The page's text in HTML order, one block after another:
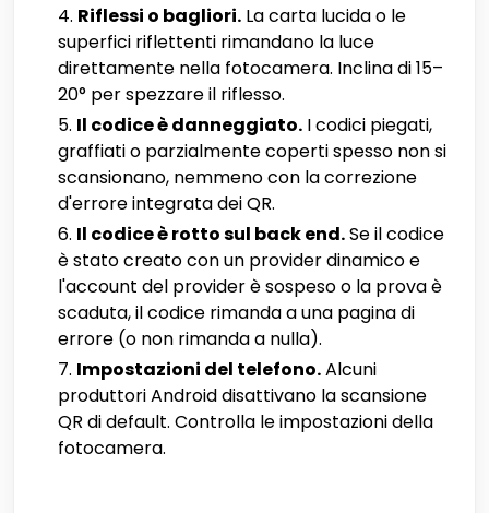
Riflessi o bagliori. La carta lucida o le
superfici riflettenti rimandano la luce
direttamente nella fotocamera. Inclina di 15–
20° per spezzare il riflesso.
Il codice è danneggiato. I codici piegati,
graffiati o parzialmente coperti spesso non si
scansionano, nemmeno con la correzione
d'errore integrata dei QR.
Il codice è rotto sul back end.Se il codice
è stato creato con un provider dinamico e
l'account del provider è sospeso o la prova è
scaduta, il codice rimanda a una pagina di
errore (o non rimanda a nulla).
Impostazioni del telefono.Alcuni
produttori Android disattivano la scansione
QR di default. Controlla le impostazioni della
fotocamera.